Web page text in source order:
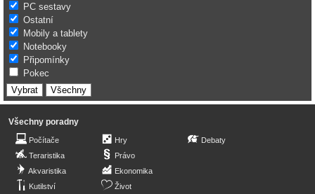
PC sestavy
Ostatní
Mobily a tablety
Notebooky
Připomínky
Pokec
Všechny poradny
Počítače
Teraristika
Akvaristika
Kutilství
Hry
Právo
Ekonomika
Život
Debaty